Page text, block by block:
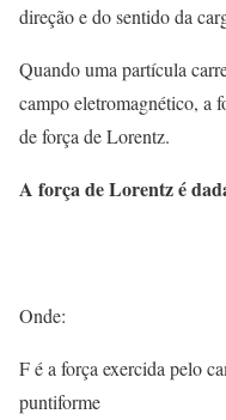
direção e do sentido da
Quando uma partícula
campo eletromagnético, a
de força de Lorentz.
A força de Lorentz é
Onde:
F é a força exercida pelo
puntiforme